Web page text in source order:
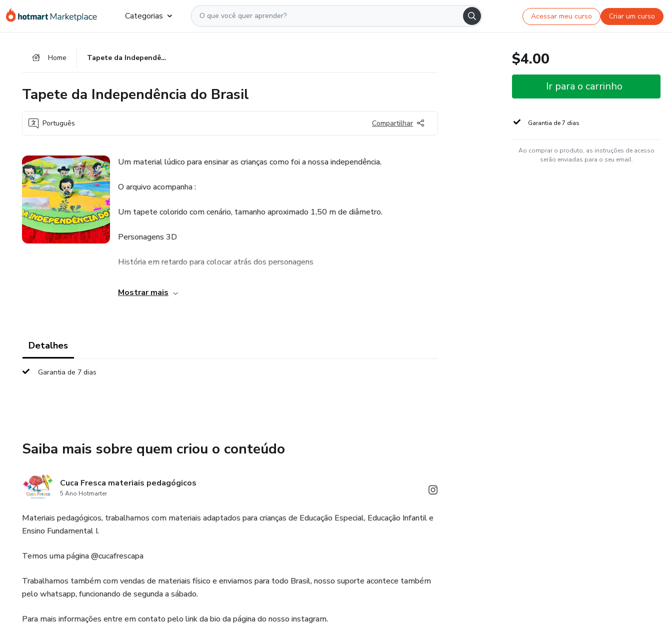
para
para
para
Categorias Acessar meu curso Criar um curso
Home Tapete da Independência do Brasil
Tapete da Independência do Brasil
Português Compartilhar
Um material lúdico para ensinar as crianças como foi a nossa independência.
O arquivo acompanha :
Um tapete colorido com cenário, tamanho aproximado 1,50 m de diâmetro.
Personagens 3D
História em retardo para colocar atrás dos personagens
História em formato de texto para contar e dar cópias para os alunos.
Mostrar mais
Detalhes
Garantia de 7 dias
Saiba mais sobre quem criou o conteúdo
Cuca Fresca materiais pedagógicos
5 Ano Hotmarter
Materiais pedagógicos, trabalhamos com materiais adaptados para crianças de Educação Especial, Educação Infantil e
Ensino Fundamental I.
Temos uma página @cucafrescapa
Trabalhamos também com vendas de materiais físico e enviamos para todo Brasil, nosso suporte acontece também
pelo whatsapp, funcionando de segunda a sábado.
Para mais informações entre em contato pelo link da bio da página do nosso instagram.
$4.00
Ir para o carrinho
Garantia de 7 dias
Ao comprar o produto, as instruções de acesso
serão enviadas para o seu email.